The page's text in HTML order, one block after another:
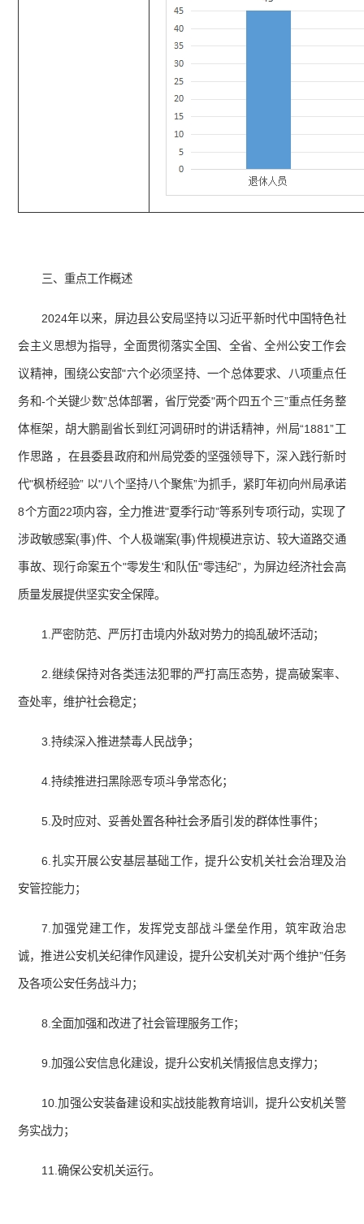
三、重点工作概述
2024年以来，屏边县公安局坚持以习近平新时代中国特色社
会主义思想为指导，全面贯彻落实全国、全省、全州公安工作会
议精神，围绕公安部"六个必须坚持、一个总体要求、八项重点任
务和-个关键少数”总体部署，省厅党委"两个四五个三”重点任务整
体框架，胡大鹏副省长到红河调研时的讲话精神，州局“1881”工
作思路 ，在县委县政府和州局党委的坚强领导下，深入践行新时
代"枫桥经验” 以"八个坚持八个聚焦”为抓手，紧盯年初向州局承诺
8个方面22项内容，全力推进"夏季行动”等系列专项行动，实现了
涉政敏感案(事)件、个人极端案(事)件规模进京访、较大道路交通
事故、现行命案五个"零发生'和队伍"零违纪”，为屏边经济社会高
质量发展提供坚实安全保障。
1.严密防范、严厉打击境内外敌对势力的捣乱破坏活动；
2.继续保持对各类违法犯罪的严打高压态势，提高破案率、
查处率，维护社会稳定；
3.持续深入推进禁毒人民战争；
4.持续推进扫黑除恶专项斗争常态化；
5.及时应对、妥善处置各种社会矛盾引发的群体性事件；
6.扎实开展公安基层基础工作，提升公安机关社会治理及治
安管控能力；
7.加强党建工作，发挥党支部战斗堡垒作用，筑牢政治忠
诚，推进公安机关纪律作风建设，提升公安机关对“两个维护”任务
及各项公安任务战斗力；
8.全面加强和改进了社会管理服务工作；
9.加强公安信息化建设，提升公安机关情报信息支撑力；
10.加强公安装备建设和实战技能教育培训，提升公安机关警
务实战力；
11.确保公安机关运行。